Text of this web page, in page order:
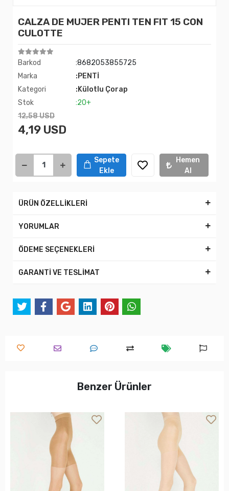
CALZA DE MUJER PENTI TEN FIT 15 CON
CULOTTE
Barkod
:8682053855725
Marka
:PENTİ
Kategori
:Külotlu Çorap
Stok
:20+
12,58 USD
4,19 USD
Sepete
Ekle
Hemen
Al
ÜRÜN ÖZELLİKLERİ
YORUMLAR
ÖDEME SEÇENEKLERİ
GARANTİ VE TESLİMAT
Benzer Ürünler